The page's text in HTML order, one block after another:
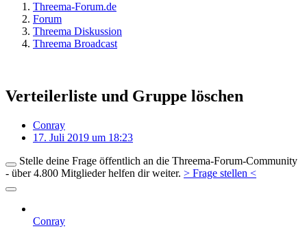
Threema-Forum.de
Forum
Threema Diskussion
Threema Broadcast
Verteilerliste und Gruppe löschen
Conray
17. Juli 2019 um 18:23
Stelle deine Frage öffentlich an die Threema-Forum-Community
- über 4.800 Mitglieder helfen dir weiter. > Frage stellen <
Conray